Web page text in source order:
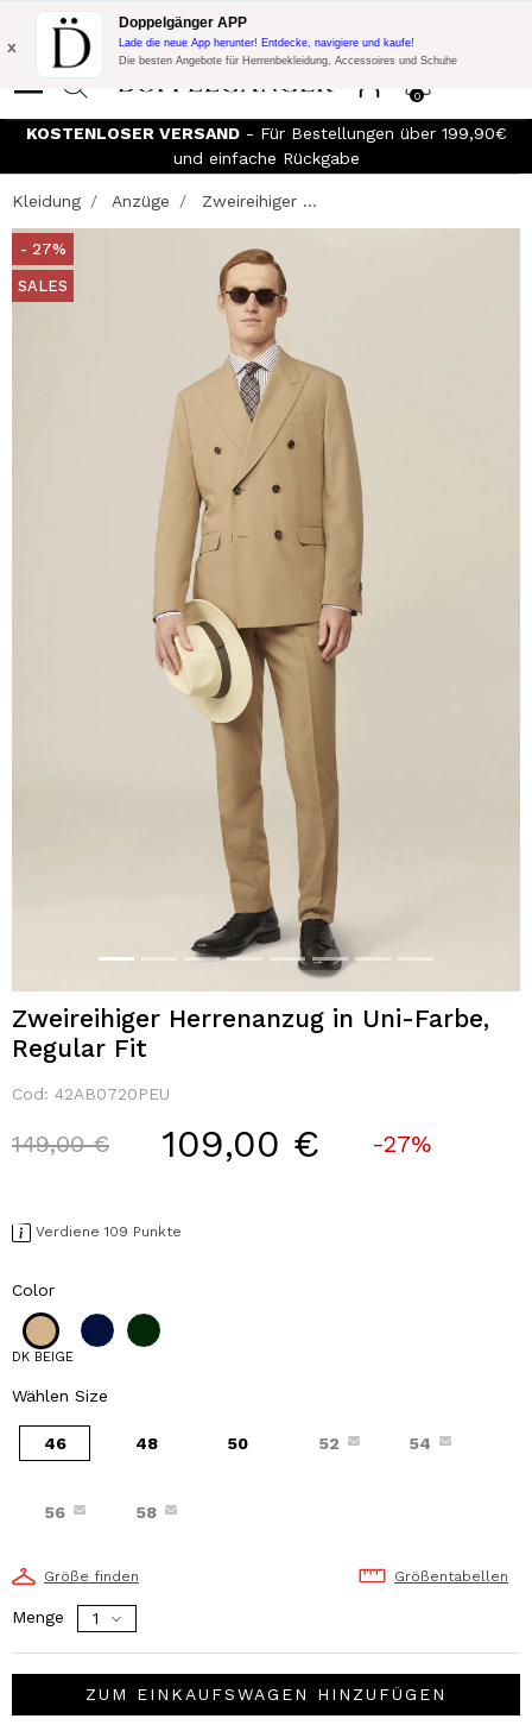
Blitzangebot:
10% Extra-Rabatt auf 300€ Einkauf mit Code:
DOPPEL300
0
x
Doppelgänger APP
Lade die neue App herunter! Entdecke, navigiere und kaufe!
Die besten Angebote für Herrenbekleidung, Accessoires und Schuhe
KOSTENLOSER VERSAND- Für Bestellungen über 199,90€
und einfache Rückgabe
Kleidung Anzüge Zweireihiger ...
- 27%
SALES
Zweireihiger Herrenanzug in Uni-Farbe,
Regular Fit
Cod: 42AB0720PEU
Price reduced from
149,00 €to 109,00 € -27%
Verdiene 109 Punkte
Color
DK BEIGE
Wählen Size
46 48 50 52 54
56 58
Größe finden Größentabellen
Menge
ZUM EINKAUFSWAGEN HINZUFÜGEN